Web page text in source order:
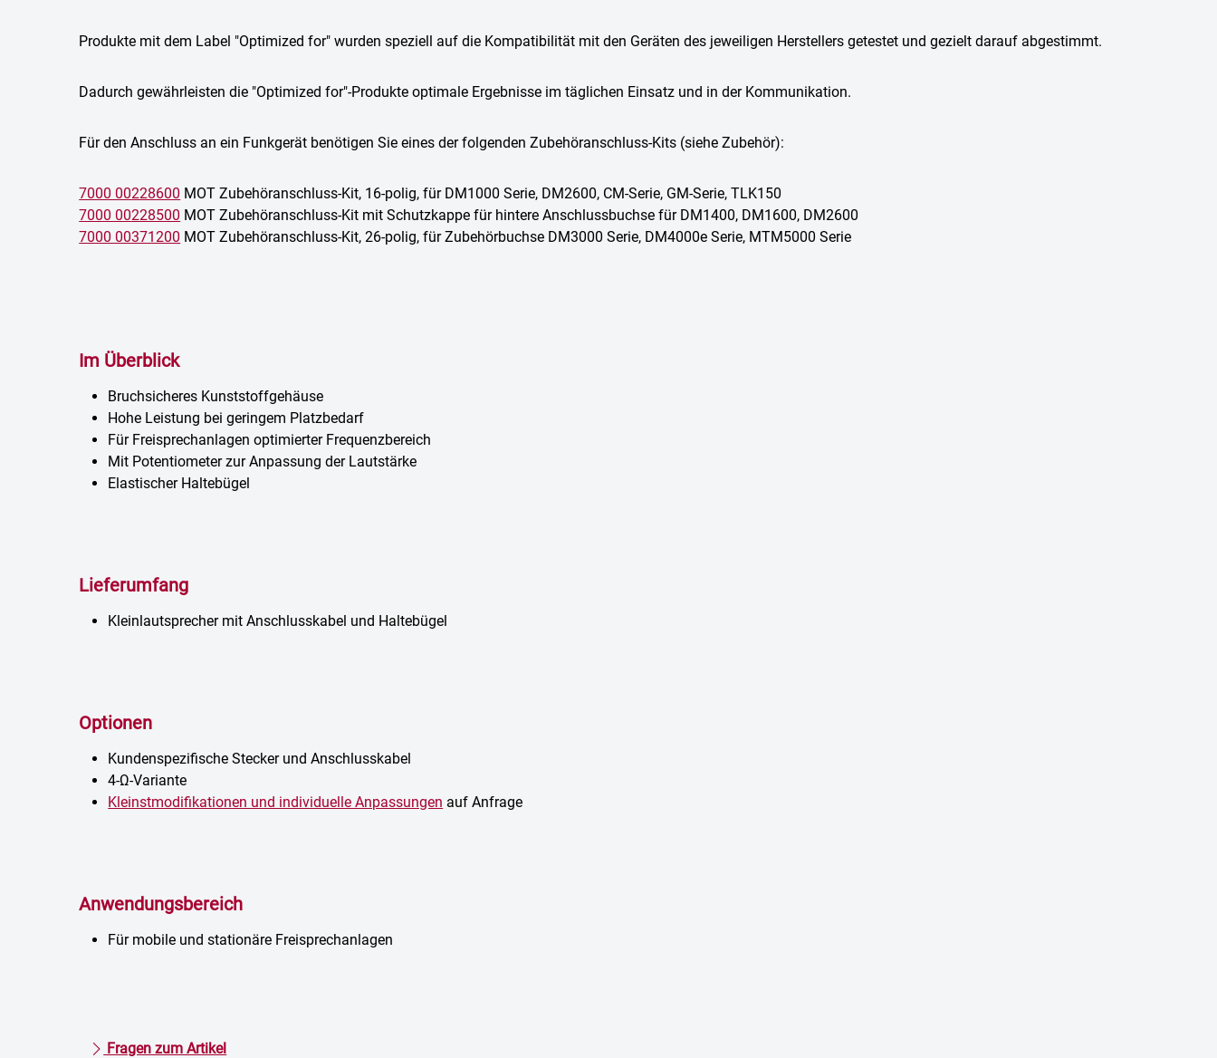
Produkte mit dem Label "Optimized for" wurden speziell auf die Kompatibilität mit den Geräten des jeweiligen Herstellers getestet und gezielt darauf abgestimmt.
Dadurch gewährleisten die "Optimized for"-Produkte optimale Ergebnisse im täglichen Einsatz und in der Kommunikation.
Für den Anschluss an ein Funkgerät benötigen Sie eines der folgenden Zubehöranschluss-Kits (siehe Zubehör):
7000 00228600 MOT Zubehöranschluss-Kit, 16-polig, für DM1000 Serie, DM2600, CM-Serie, GM-Serie, TLK150
7000 00228500 MOT Zubehöranschluss-Kit mit Schutzkappe für hintere Anschlussbuchse für DM1400, DM1600, DM2600
7000 00371200 MOT Zubehöranschluss-Kit, 26-polig, für Zubehörbuchse DM3000 Serie, DM4000e Serie, MTM5000 Serie
Im Überblick
Bruchsicheres Kunststoffgehäuse
Hohe Leistung bei geringem Platzbedarf
Für Freisprechanlagen optimierter Frequenzbereich
Mit Potentiometer zur Anpassung der Lautstärke
Elastischer Haltebügel
Lieferumfang
Kleinlautsprecher mit Anschlusskabel und Haltebügel
Optionen
Kundenspezifische Stecker und Anschlusskabel
4-Ω-Variante
Kleinstmodifikationen und individuelle Anpassungen auf Anfrage
Anwendungsbereich
Für mobile und stationäre Freisprechanlagen
Fragen zum Artikel